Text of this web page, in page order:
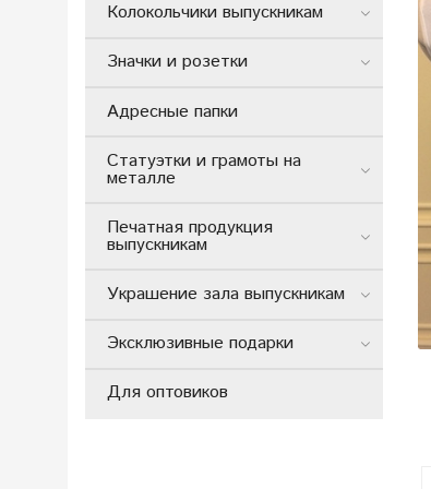
Колокольчики выпускникам
Значки и розетки
Адресные папки
Статуэтки и грамоты на
металле
Печатная продукция
выпускникам
Украшение зала выпускникам
Эксклюзивные подарки
Для оптовиков